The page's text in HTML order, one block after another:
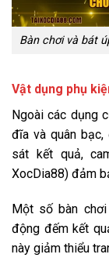
Bàn chơi và bát
Vật dụng phụ
Ngoài các dụng
đĩa và quân bạc,
sát kết quả,
XocDia88) đảm
Một số bàn
động đếm kết
này giảm thiểu